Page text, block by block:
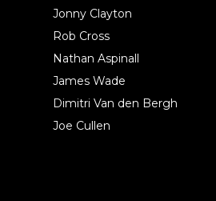
Jonny Clayton
Rob Cross
Nathan Aspinall
James Wade
Dimitri Van den Bergh
Joe Cullen